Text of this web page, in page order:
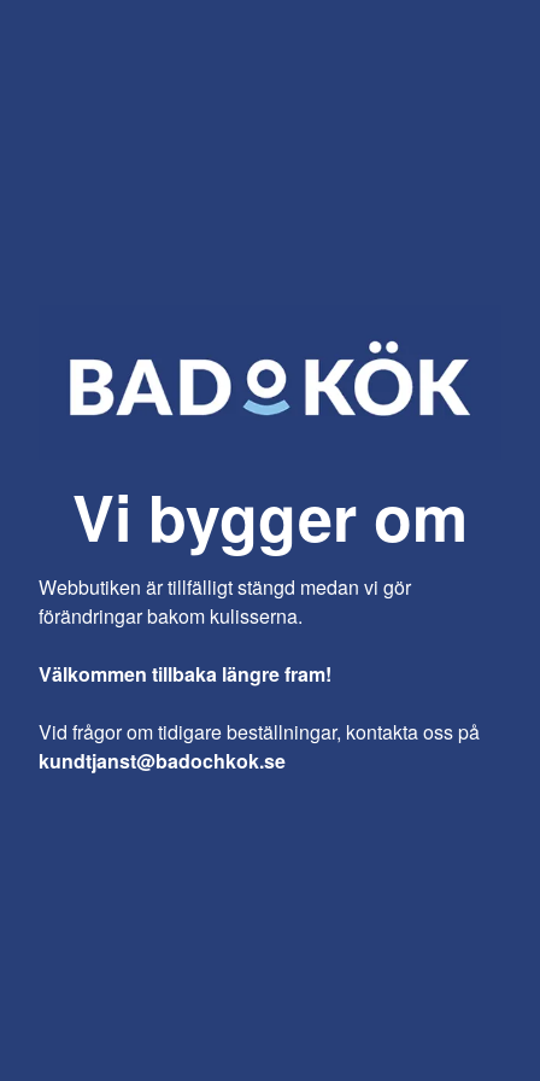
Vi bygger om
Webbutiken är tillfälligt stängd medan vi gör
förändringar bakom kulisserna.
Välkommen tillbaka längre fram!
Vid frågor om tidigare beställningar, kontakta oss på
kundtjanst@badochkok.se